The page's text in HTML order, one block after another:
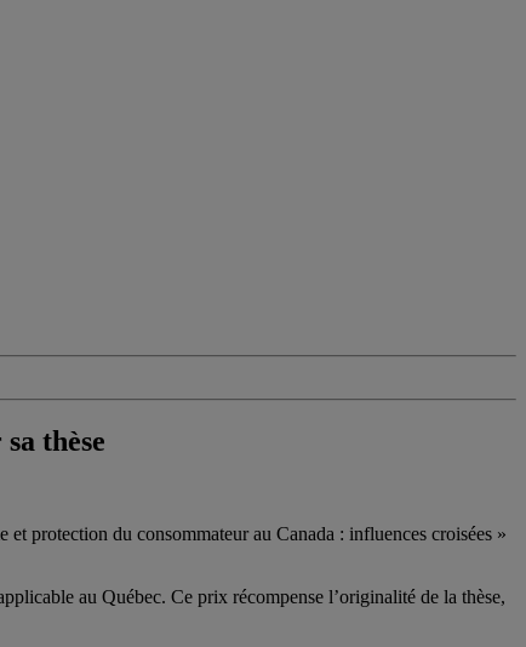
thèse
et protection du consommateur au Canada : influences croisées »
au Québec. Ce prix récompense l’originalité de la thèse,